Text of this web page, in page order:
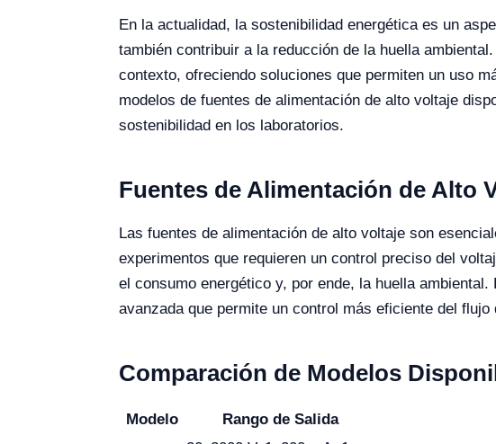
En la actualidad, la sostenibilidad energética es un
también contribuir a la reducción de la huella
contexto, ofreciendo soluciones que permiten un uso
modelos de fuentes de alimentación de alto voltaje
sostenibilidad en los laboratorios.
Fuentes de Alimentación de Alto
Las fuentes de alimentación de alto voltaje son
experimentos que requieren un control preciso del
el consumo energético y, por ende, la huella
avanzada que permite un control más eficiente del
Comparación de Modelos
Modelo Rango de Salida